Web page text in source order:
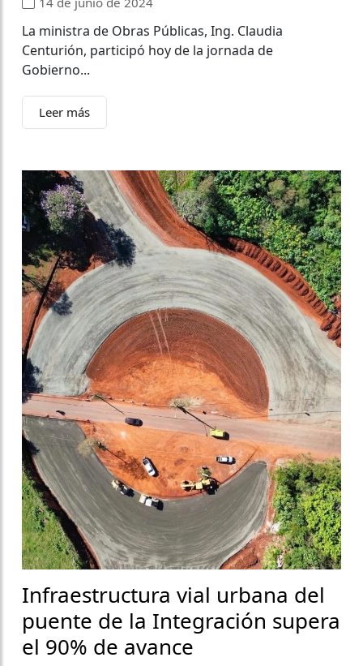
La ministra de Obras Públicas, Ing. Claudia
Centurión, participó hoy de la jornada de
Gobierno...
Leer más
Infraestructura vial urbana del
puente de la Integración supera
el 90% de avance